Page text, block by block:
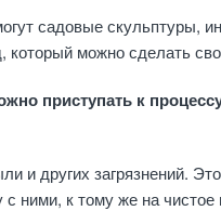
садовые скульптуры,
который можно сделать
приступать к
и других загрязнений.
ними, к тому же на чистое